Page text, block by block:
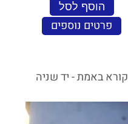
הוסף לסל
פרטים נוספים
קורא באמת - יד שניה